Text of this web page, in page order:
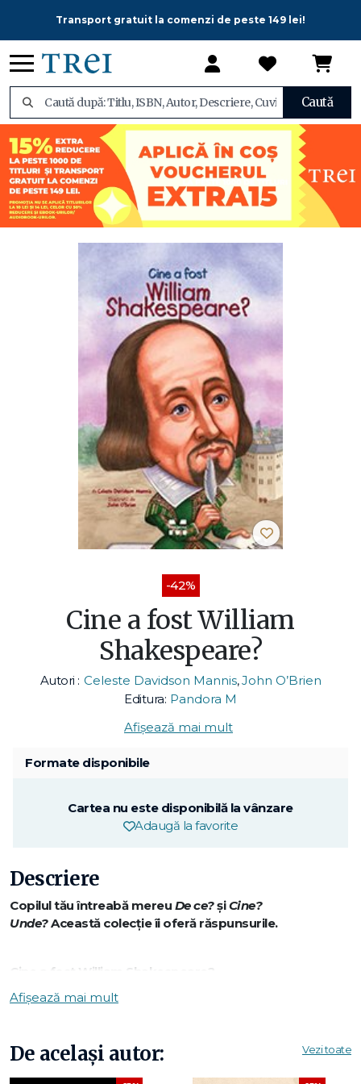
Transport gratuit la comenzi de peste 149 lei!
Caută
-42%
Cine a fost William
Shakespeare?
Autori : Celeste Davidson Mannis,John O’Brien
Editura: Pandora M
Afișează mai mult
Formate disponibile
Cartea nu este disponibilă la vânzare
Adaugă la favorite
Descriere
Copilul tău întreabă mereu De ce?șiCine?
Unde?Această colecție îi oferă răspunsurile.
Cine a fost William Shakespeare?
ziua de astăzi;
Afișează mai mult
De același autor: Vezi toate